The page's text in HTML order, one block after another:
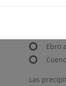
Ebro
Las